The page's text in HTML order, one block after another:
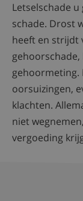
Letselschade
schade. Drost
heeft en strijdt
gehoormeting.
oorsuizingen,
klachten.
niet
vergoeding